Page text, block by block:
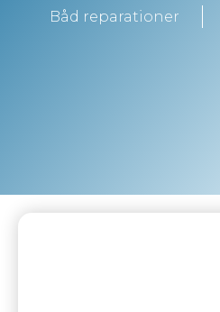
Båd reparationer